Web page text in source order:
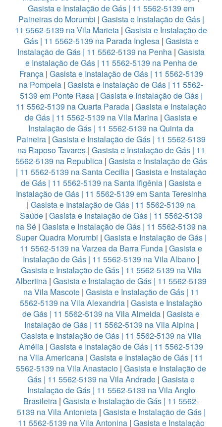
Gasista e Instalação de Gás | 11 5562-5139 em
Paineiras do Morumbi | Gasista e Instalação de Gás |
11 5562-5139 na Vila Marieta | Gasista e Instalação de
Gás | 11 5562-5139 na Parada Inglesa | Gasista e
Instalação de Gás | 11 5562-5139 na Penha | Gasista
e Instalação de Gás | 11 5562-5139 na Penha de
França | Gasista e Instalação de Gás | 11 5562-5139
na Pompeia | Gasista e Instalação de Gás | 11 5562-
5139 em Ponte Rasa| Gasista e Instalação de Gás |
11 5562-5139 na Quarta Parada| Gasista e Instalação
de Gás | 11 5562-5139 na Vila Marina | Gasista e
Instalação de Gás | 11 5562-5139 na Quinta da
Paineira | Gasista e Instalação de Gás | 11 5562-5139
na Raposo Tavares| Gasista e Instalação de Gás | 11
5562-5139 na Republica| Gasista e Instalação de Gás
| 11 5562-5139 na Santa Cecilia| Gasista e Instalação
de Gás | 11 5562-5139 na Santa Ifigênia | Gasista e
Instalação de Gás | 11 5562-5139 em Santa Teresinha
| Gasista e Instalação de Gás | 11 5562-5139 na
Saúde| Gasista e Instalação de Gás | 11 5562-5139
na Sé | Gasista e Instalação de Gás | 11 5562-5139 na
Super Quadra Morumbi | Gasista e Instalação de Gás |
11 5562-5139 na Varzea da Barra Funda | Gasista e
Instalação de Gás | 11 5562-5139 na Vila Albano |
Gasista e Instalação de Gás | 11 5562-5139 na Vila
Albertina | Gasista e Instalação de Gás | 11 5562-5139
na Vila Mascote| Gasista e Instalação de Gás | 11
5562-5139 na Vila Alexandria | Gasista e Instalação
de Gás | 11 5562-5139 na Vila Almeida | Gasista e
Instalação de Gás | 11 5562-5139 na Vila Alpina |
Gasista e Instalação de Gás | 11 5562-5139 na Vila
Amélia | Gasista e Instalação de Gás | 11 5562-5139
na Vila Americana | Gasista e Instalação de Gás | 11
5562-5139 na Vila Anastacio | Gasista e Instalação de
Gás | 11 5562-5139 na Vila Andrade | Gasista e
Instalação de Gás | 11 5562-5139 na Vila Anglo
Brasileira | Gasista e Instalação de Gás | 11 5562-
5139 na Vila Antonieta| Gasista e Instalação de Gás |
11 5562-5139 na Vila Antonina| Gasista e Instalação